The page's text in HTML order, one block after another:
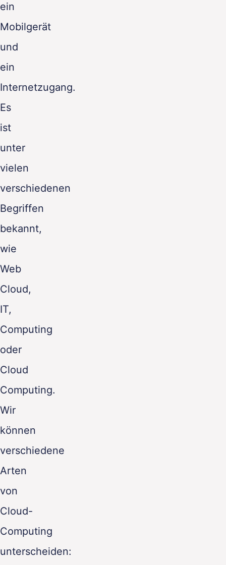
ein
Mobilgerät
und
ein
Internetzugang.
Es
ist
unter
vielen
verschiedenen
Begriffen
bekannt,
wie
Web
Cloud,
IT,
Computing
oder
Cloud
Computing.
Wir
können
verschiedene
Arten
von
Cloud-
Computing
unterscheiden: